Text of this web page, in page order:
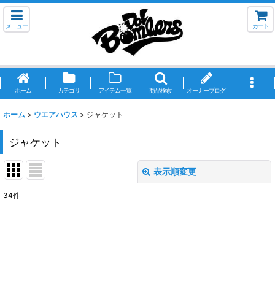
メニュー カート
ホーム カテゴリ アイテム一覧 商品検索 オーナーブログ
ホーム > ウエアハウス > ジャケット
ジャケット
表示順変更
34件